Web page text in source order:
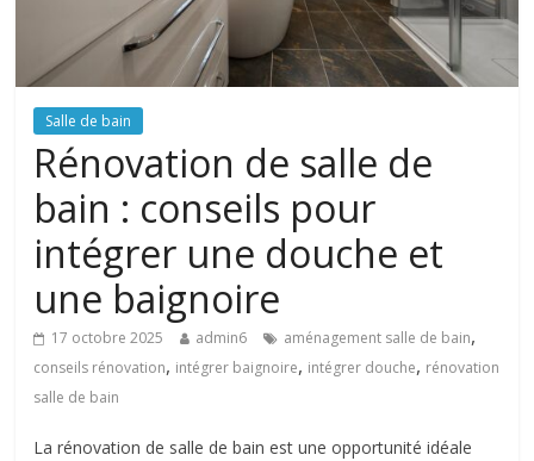
Salle de bain
Rénovation de salle de
bain : conseils pour
intégrer une douche et
une baignoire
17 octobre 2025 admin6 aménagement salle de bain,
conseils rénovation, intégrer baignoire, intégrer douche, rénovation
salle de bain
La rénovation de salle de bain est une opportunité idéale